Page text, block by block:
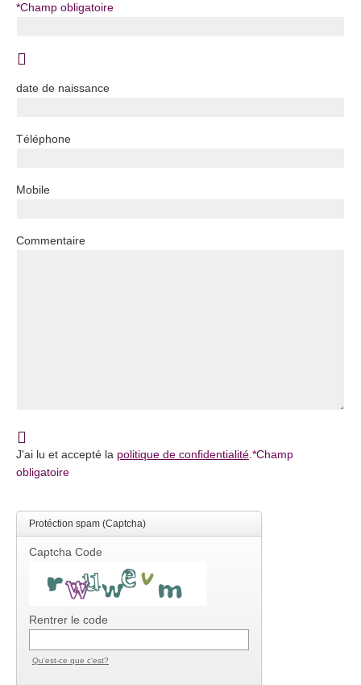
*Champ obligatoire
date de naissance
Téléphone
Mobile
Commentaire
J'ai lu et accepté la politique de confidentialité *Champ
obligatoire
Protéction spam (Captcha)
Captcha Code
Rentrer le code
Qu'est-ce que c'est?